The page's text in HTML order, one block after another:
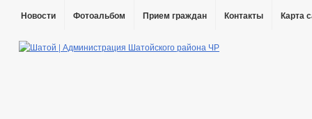
Новости Фотоальбом Прием граждан Контакты Карта